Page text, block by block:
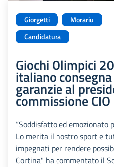
Giorgetti
Morariu
Candidatura
Giochi Olimpici
italiano
garanzie al
commissione CIO
“Soddisfatto ed
Lo merita il nostro sport e
impegnati per rendere
Cortina" ha commentato il